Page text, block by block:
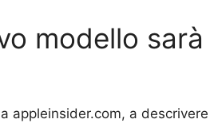
modello
appleinsider.com, a